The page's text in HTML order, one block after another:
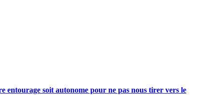
entourage soit autonome pour ne pas nous tirer vers le